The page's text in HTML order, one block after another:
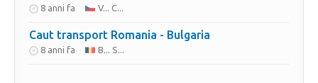
8 anni fa V... C...
Caut transport Romania - Bulgaria
8 anni fa B... S...